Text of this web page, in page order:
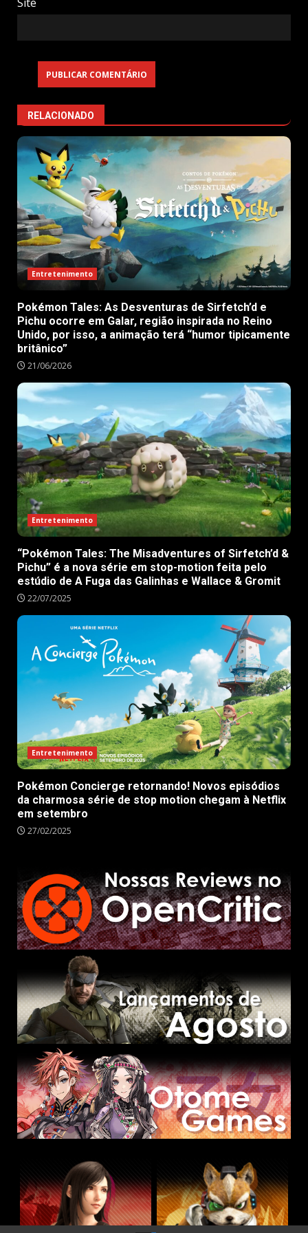
RELACIONADO
Entretenimento
Pokémon Tales: As Desventuras de Sirfetch’d e
Pichu ocorre em Galar, região inspirada no Reino
Unido, por isso, a animação terá “humor tipicamente
britânico”
21/06/2026
Entretenimento
“Pokémon Tales: The Misadventures of Sirfetch’d &
Pichu” é a nova série em stop-motion feita pelo
estúdio de A Fuga das Galinhas e Wallace & Gromit
22/07/2025
Entretenimento
Pokémon Concierge retornando! Novos episódios
da charmosa série de stop motion chegam à Netflix
em setembro
27/02/2025